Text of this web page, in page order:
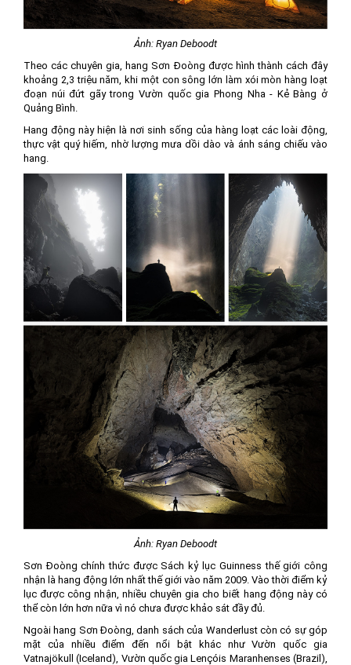
Ảnh: Ryan Deboodt
Theo các chuyên gia, hang Sơn Đoòng được hình thành cách đây
khoảng 2,3 triệu năm, khi một con sông lớn làm xói mòn hàng loạt
đoạn núi đứt gãy trong Vườn quốc gia Phong Nha - Kẻ Bàng ở
Quảng Bình.
Hang động này hiện là nơi sinh sống của hàng loạt các loài động,
thực vật quý hiếm, nhờ lượng mưa dồi dào và ánh sáng chiếu vào
hang.
Ảnh: Ryan Deboodt
Sơn Đoòng chính thức được Sách kỷ lục Guinness thế giới công
nhận là hang động lớn nhất thế giới vào năm 2009. Vào thời điểm kỷ
lục được công nhận, nhiều chuyên gia cho biết hang động này có
thể còn lớn hơn nữa vì nó chưa được khảo sát đầy đủ.
Ngoài hang Sơn Đoòng, danh sách của Wanderlust còn có sự góp
mặt của nhiều điểm đến nổi bật khác như Vườn quốc gia
Vatnajökull (Iceland), Vườn quốc gia Lençóis Maranhenses (Brazil),